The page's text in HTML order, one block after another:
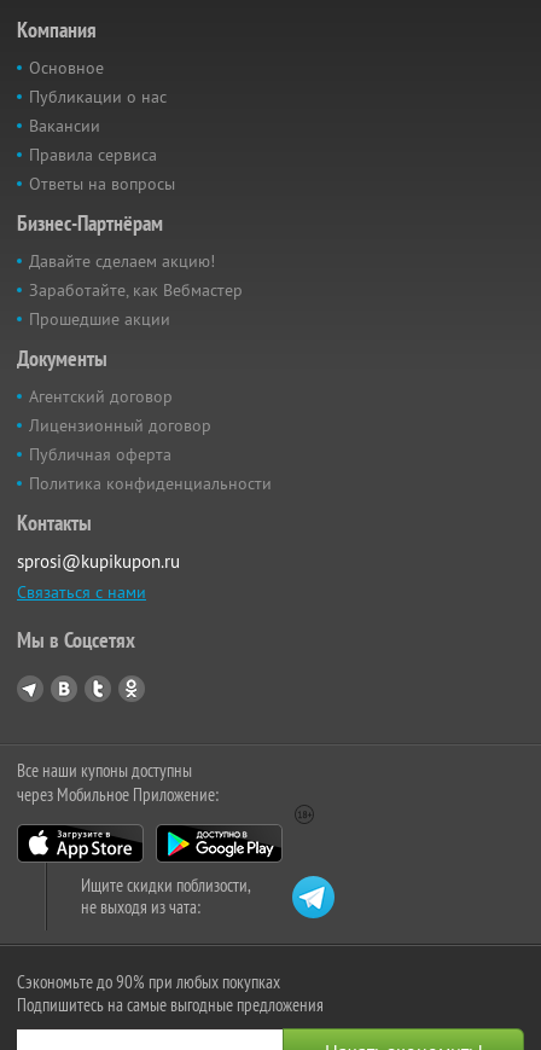
Компания
Основное
Публикации о нас
Вакансии
Правила сервиса
Ответы на вопросы
Бизнес-Партнёрам
Давайте сделаем акцию!
Заработайте, как Вебмастер
Прошедшие акции
Документы
Агентский договор
Лицензионный договор
Публичная оферта
Политика конфиденциальности
Контакты
sprosi@kupikupon.ru
Связаться с нами
Мы в Соцсетях
Все наши купоны доступны
через Мобильное Приложение:
Ищите скидки поблизости,
не выходя из чата:
Сэкономьте до 90% при любых покупках
Подпишитесь на самые выгодные предложения